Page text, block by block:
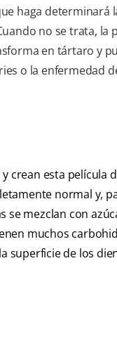
haga determinará
no se trata, la
en tártaro y
o la enfermedad
crean esta película
normal y,
se mezclan con
muchos
superficie de los